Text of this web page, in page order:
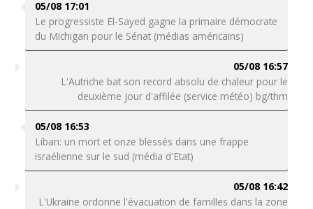
05/08 17:01
Le progressiste El-Sayed gagne la primaire démocrate
du Michigan pour le Sénat (médias américains)
05/08 16:57
L'Autriche bat son record absolu de chaleur pour le
deuxième jour d'affilée (service météo) bg/thm
05/08 16:53
Liban: un mort et onze blessés dans une frappe
israélienne sur le sud (média d'Etat)
05/08 16:42
L'Ukraine ordonne l'évacuation de familles dans la zone